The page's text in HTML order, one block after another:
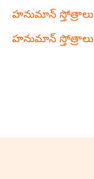
హనుమాన్ స్తోత్రాలు
హనుమాన్ స్తోత్రాలు